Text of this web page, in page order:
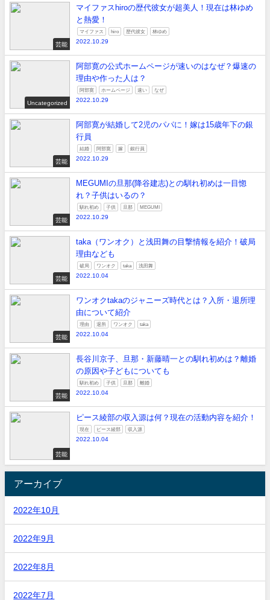
芸能
マイファスhiroの歴代彼女が超美人！現在は林ゆめ
と熱愛！
マイファス hiro 歴代彼女 林ゆめ
2022.10.29
Uncategorized
阿部寛の公式ホームページが速いのはなぜ？爆速の
理由や作った人は？
阿部寛 ホームページ 速い なぜ
2022.10.29
芸能
阿部寛が結婚して2児のパパに！嫁は15歳年下の銀
行員
結婚 阿部寛 嫁 銀行員
2022.10.29
芸能
MEGUMIの旦那(降谷建志)との馴れ初めは一目惚
れ？子供はいるの？
馴れ初め 子供 旦那 MEGUMI
2022.10.29
芸能
taka（ワンオク）と浅田舞の目撃情報を紹介！破局
理由なども
破局 ワンオク taka 浅田舞
2022.10.04
芸能
ワンオクtakaのジャニーズ時代とは？入所・退所理
由について紹介
理由 退所 ワンオク taka
2022.10.04
芸能
長谷川京子、旦那・新藤晴一との馴れ初めは？離婚
の原因や子どもについても
馴れ初め 子供 旦那 離婚
2022.10.04
芸能
ピース綾部の収入源は何？現在の活動内容を紹介！
現在 ピース綾部 収入源
2022.10.04
アーカイブ
2022年10月
2022年9月
2022年8月
2022年7月